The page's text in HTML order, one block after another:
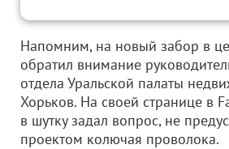
Напомним, на новый забор в
обратил внимание
отдела Уральской палаты
Хорьков. На своей странице в
в шутку задал вопрос, не
проектом колючая проволока.